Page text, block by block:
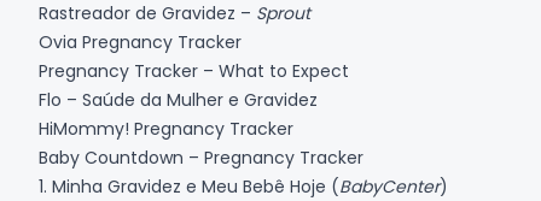
Rastreador de Gravidez – Sprout
Ovia Pregnancy Tracker
Pregnancy Tracker – What to Expect
Flo – Saúde da Mulher e Gravidez
HiMommy! Pregnancy Tracker
Baby Countdown – Pregnancy Tracker
1. Minha Gravidez e Meu Bebê Hoje (BabyCenter)